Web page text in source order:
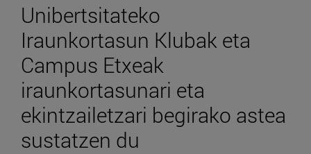
Unibertsitateko
Iraunkortasun Klubak eta
Campus Etxeak
iraunkortasunari eta
ekintzailetzari begirako astea
sustatzen du